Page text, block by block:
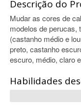
Descrição do
Mudar as cores de
modelos de perucas,
(castanho médio e
preto, castanho
escuro, médio, claro
Habilidades